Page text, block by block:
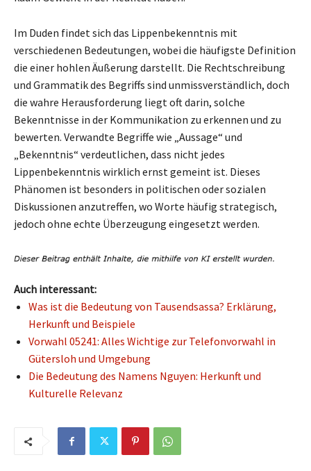
Im Duden findet sich das Lippenbekenntnis mit
verschiedenen Bedeutungen, wobei die häufigste Definition
die einer hohlen Äußerung darstellt. Die Rechtschreibung
und Grammatik des Begriffs sind unmissverständlich, doch
die wahre Herausforderung liegt oft darin, solche
Bekenntnisse in der Kommunikation zu erkennen und zu
bewerten. Verwandte Begriffe wie „Aussage“ und
„Bekenntnis“ verdeutlichen, dass nicht jedes
Lippenbekenntnis wirklich ernst gemeint ist. Dieses
Phänomen ist besonders in politischen oder sozialen
Diskussionen anzutreffen, wo Worte häufig strategisch,
jedoch ohne echte Überzeugung eingesetzt werden.
Auch interessant:
Was ist die Bedeutung von Tausendsassa? Erklärung,
Herkunft und Beispiele
Vorwahl 05241: Alles Wichtige zur Telefonvorwahl in
Gütersloh und Umgebung
Die Bedeutung des Namens Nguyen: Herkunft und
Kulturelle Relevanz